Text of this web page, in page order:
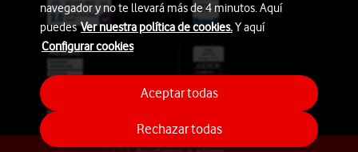
navegador y no te llevará más de 4 minutos. Aquí
puedesVer nuestra política de cookies.Y aquí
Configurar cookies
Rechazar todas
Aceptar todas